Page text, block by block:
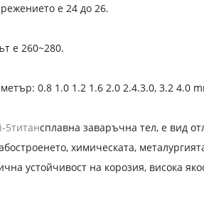
е 24 до 26.
е 260~280.
0.8 1.0 1.2 1.6 2.0 2.4.3.0, 3.2 4.0
5титансплавна заваръчна тел, е вид
химическата,
устойчивост на корозия, висока